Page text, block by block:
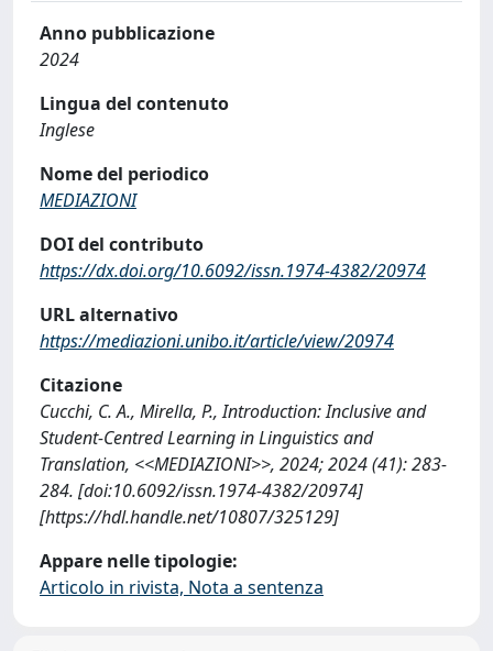
Anno pubblicazione
2024
Lingua del contenuto
Inglese
Nome del periodico
MEDIAZIONI
DOI del contributo
https://dx.doi.org/10.6092/issn.1974-4382/20974
URL alternativo
https://mediazioni.unibo.it/article/view/20974
Citazione
Cucchi, C. A., Mirella, P., Introduction: Inclusive and
Student-Centred Learning in Linguistics and
Translation, <<MEDIAZIONI>>, 2024; 2024 (41): 283-
284. [doi:10.6092/issn.1974-4382/20974]
[https://hdl.handle.net/10807/325129]
Appare nelle tipologie:
Articolo in rivista, Nota a sentenza